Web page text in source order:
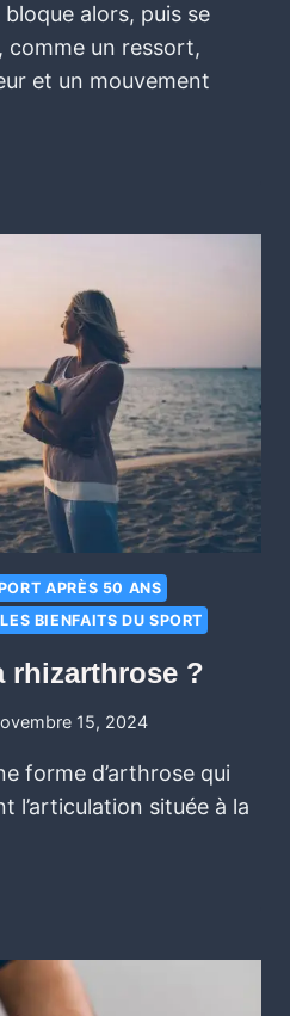
alors, puis se
comme un ressort,
et un mouvement
APRÈS 50 ANS
LES BIENFAITS DU SPORT
rhizarthrose ?
15, 2024
forme d’arthrose qui
l’articulation située à la